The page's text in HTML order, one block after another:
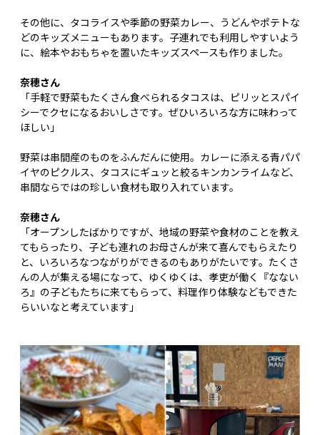
その他に、タコライスや季節の野菜カレー、うどんやポテトな
どのキッズメニューもあります。子連れでも利用しやすいよう
に、絵本やおもちゃを置いたキッズスペースも作りました。
奈穂さん
「手軽で野菜もたくさん食べられるタコスは、ピリッとスパイ
シーでクセになるおいしさです。ぜひいろいろな方に味わって
ほしい」
野菜は串間産のものをふんだんに使用。カレーに添える青パパ
イヤのピクルス、タコスにギュッと絞るキンカンライムなど、
串間ならではの珍しい食材も取り入れています。
奈穂さん
「オープンしたばかりですが、地域の野菜や食材のことを教え
てもらったり、子ども連れのお母さんが来て喜んでもらえたり
と、いろいろなつながりができるのもありがたいです。たくさ
んの人が集える場になって、ゆくゆくは、孝吏が働く『なない
ろ』の子どもたちに来てもらって、料理作り体験などもできた
らいいなと考えています」